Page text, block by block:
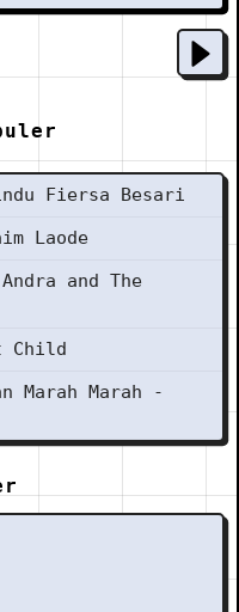
Fiersa Besari
Laode
and The
Child
Marah Marah -